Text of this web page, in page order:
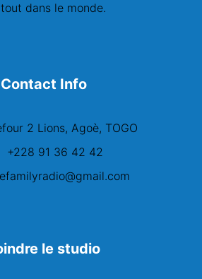
dans le monde.
Contact Info
2 Lions, Agoè, TOGO
+228 91 36 42 42
le studio